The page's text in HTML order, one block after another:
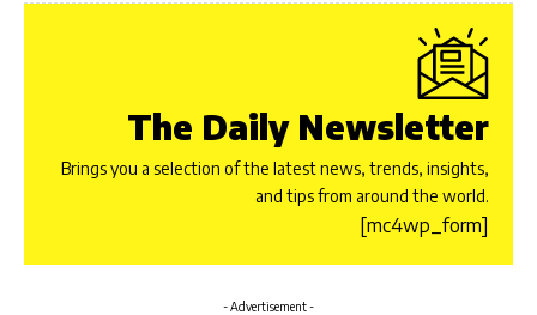
The Daily Newsletter
Brings you a selection of the latest news, trends, insights,
and tips from around the world.
[mc4wp_form]
- Advertisement -